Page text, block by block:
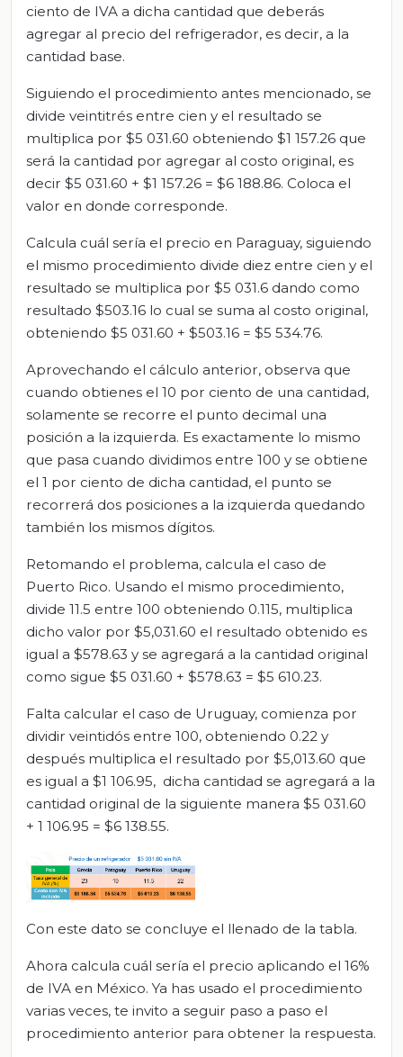
ciento de IVA a dicha cantidad que deberás
agregar al precio del refrigerador, es decir, a la
cantidad base.
Siguiendo el procedimiento antes mencionado, se
divide veintitrés entre cien y el resultado se
multiplica por $5 031.60 obteniendo $1 157.26 que
será la cantidad por agregar al costo original, es
decir $5 031.60 + $1 157.26 = $6 188.86. Coloca el
valor en donde corresponde.
Calcula cuál sería el precio en Paraguay, siguiendo
el mismo procedimiento divide diez entre cien y el
resultado se multiplica por $5 031.6 dando como
resultado $503.16 lo cual se suma al costo original,
obteniendo $5 031.60 + $503.16 = $5 534.76.
Aprovechando el cálculo anterior, observa que
cuando obtienes el 10 por ciento de una cantidad,
solamente se recorre el punto decimal una
posición a la izquierda. Es exactamente lo mismo
que pasa cuando dividimos entre 100 y se obtiene
el 1 por ciento de dicha cantidad, el punto se
recorrerá dos posiciones a la izquierda quedando
también los mismos dígitos.
Retomando el problema, calcula el caso de
Puerto Rico. Usando el mismo procedimiento,
divide 11.5 entre 100 obteniendo 0.115, multiplica
dicho valor por $5,031.60 el resultado obtenido es
igual a $578.63 y se agregará a la cantidad original
como sigue $5 031.60 + $578.63 = $5 610.23.
Falta calcular el caso de Uruguay, comienza por
dividir veintidós entre 100, obteniendo 0.22 y
después multiplica el resultado por $5,013.60 que
es igual a $1 106.95, dicha cantidad se agregará a la
cantidad original de la siguiente manera $5 031.60
+ 1 106.95 = $6 138.55.
Con este dato se concluye el llenado de la tabla.
Ahora calcula cuál sería el precio aplicando el 16%
de IVA en México. Ya has usado el procedimiento
varias veces, te invito a seguir paso a paso el
procedimiento anterior para obtener la respuesta.